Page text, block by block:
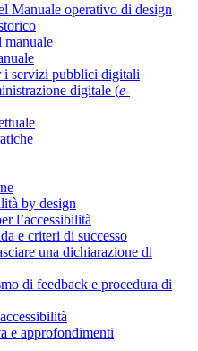
Manuale operativo di design
manuale
i servizi pubblici digitali
digitale (e-
by design
l’accessibilità
e criteri di successo
una dichiarazione di
di feedback e procedura di
e approfondimenti